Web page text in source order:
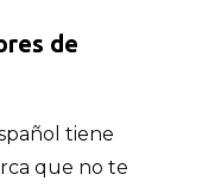
de
tiene
que no te